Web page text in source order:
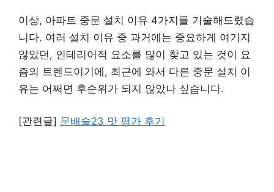
이상, 아파트 중문 설치 이유 4가지를 기술해드렸습
니다. 여러 설치 이유 중 과거에는 중요하게 여기지
않았던, 인테리어적 요소를 많이 찾고 있는 것이 요
즘의 트렌드이기에, 최근에 와서 다른 중문 설치 이
유는 어쩌면 후순위가 되지 않았나 싶습니다.
[관련글] 문배술23 맛 평가 후기